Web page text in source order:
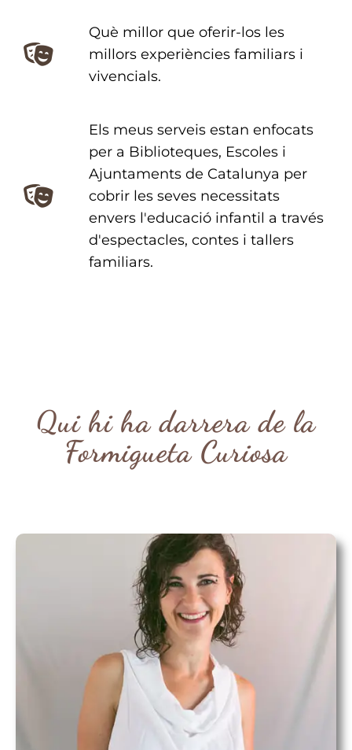
Què millor que oferir-los les
millors experiències familiars i
vivencials.
Els meus serveis estan enfocats
per a Biblioteques, Escoles i
Ajuntaments de Catalunya per
cobrir les seves necessitats
envers l'educació infantil a través
d'espectacles, contes i tallers
familiars.
Qui hi ha darrera de la
Formigueta Curiosa